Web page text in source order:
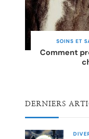
SOINS ET
Comment
DERNIERS